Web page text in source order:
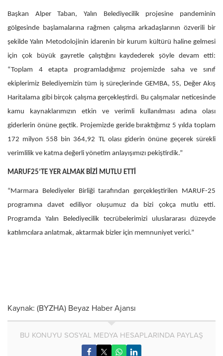
Başkan Alper Taban, Yalın Belediyecilik projesine pandeminin
gölgesinde başlamalarına rağmen çalışma arkadaşlarının özverili bir
şekilde Yalın Metodolojinin idarenin bir kurum kültürü haline gelmesi
için çok büyük gayretle çalıştığını kaydederek şöyle devam etti:
“Toplam 4 etapta programladığımız projemizde saha ve sınıf
ekiplerimiz Belediyemizin tüm iş süreçlerinde GEMBA, 5S, Değer Akış
Haritalama gibi birçok çalışma gerçekleştirdi. Bu çalışmalar neticesinde
kamu kaynaklarımızın etkin ve verimli kullanılması adına olası
giderlerin önüne geçtik. Projemizde geride bıraktığımız 5 yılda toplam
172 milyon 558 bin 364,92 TL olası giderin önüne geçerek sürekli
verimlilik ve katma değerli yönetim anlayışımızı pekiştirdik.”
MARUF25’TE YER ALMAK BİZİ MUTLU ETTİ
“Marmara Belediyeler Birliği tarafından gerçekleştirilen MARUF-25
programına davet ediliyor oluşumuz da bizi çokça mutlu etti.
Programda Yalın Belediyecilik tecrübelerimizi uluslararası düzeyde
katılımcılara anlatmak, aktarmak bizler için memnuniyet verici.”
Kaynak: (BYZHA) Beyaz Haber Ajansı
BU KONUYU SOSYAL MEDYA HESAPLARINDA PAYLAŞ